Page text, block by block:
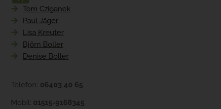
Tom Cziganek
Paul Jäger
Lisa Kreuter
Björn Boller
Denise Boller
Telefon: 06403 40 65
Mobil: 01515-9168345